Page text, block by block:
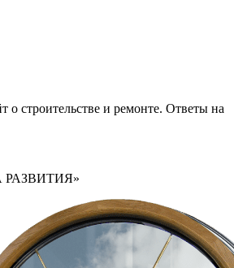
строительстве и ремонте. Ответы на